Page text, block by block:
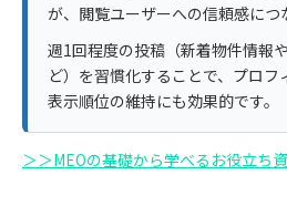
が、閲覧ユーザーへの信頼感につ
週1回程度の投稿（新着物件情報
ど）を習慣化することで、プロフ
表示順位の維持にも効果的です。
＞＞MEOの基礎から学べるお役立ち